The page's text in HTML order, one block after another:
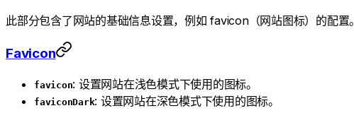
此部分包含了网站的基础信息设置，例如 favicon（网站图标）的配置。
Favicon
favicon: 设置网站在浅色模式下使用的图标。
faviconDark: 设置网站在深色模式下使用的图标。